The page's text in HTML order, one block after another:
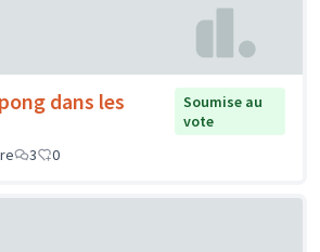
dans les
Soumise au
vote
3 0